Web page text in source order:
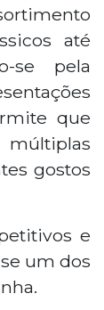
até
se pela
que
gostos
e
um dos